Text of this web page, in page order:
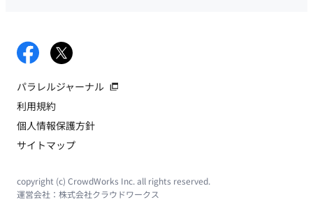
パラレルジャーナル
利用規約
個人情報保護方針
サイトマップ
copyright (c) CrowdWorks Inc. all rights reserved.
運営会社： 株式会社クラウドワークス